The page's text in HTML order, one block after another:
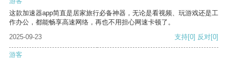
这款加速器app简直是居家旅行必备神器，无论是看视频、玩游戏还是工
作办公，都能畅享高速网络，再也不用担心网速卡顿了。
2025-09-23
支持[0] 反对[0]
游客